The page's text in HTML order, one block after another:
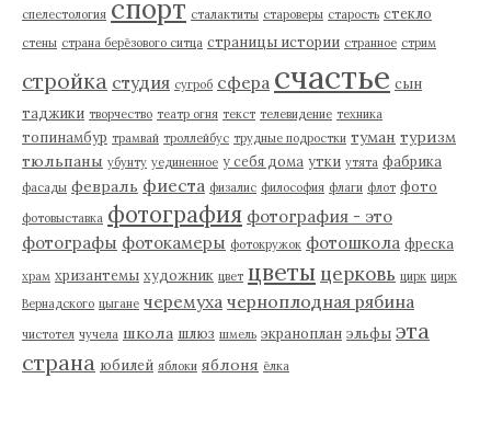
спелестология спорт сталактиты староверы старость стекло
стены страна берёзового ситца страницы истории странное стрим
стройка студия сугроб сфера счастье сын
таджики творчество театр огня текст телевидение техника
топинамбур трамвай троллейбус трудные подростки туман туризм
тюльпаны убунту уединенное у себя дома утки утята фабрика
фасады февраль фиеста физалис философия флаги флот фото
фотовыставка фотография фотография - это
фотографы фотокамеры фотокружок фотошкола фреска
храм хризантемы художник цвет цветы церковь цирк цирк
Вернадского цыгане черемуха черноплодная рябина
чистотел чучела школа шлюз шмель экраноплан эльфы эта
страна юбилей яблоки яблоня ёлка